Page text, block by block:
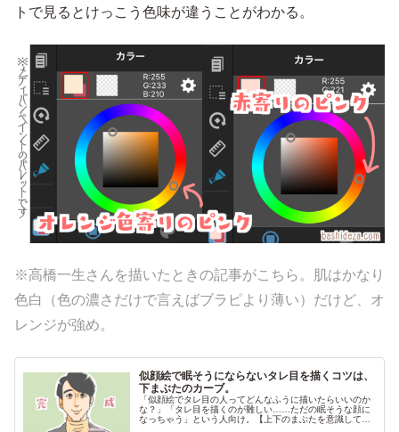
トで見るとけっこう色味が違うことがわかる。
※高橋一生さんを描いたときの記事がこちら。肌はかなり
色白（色の濃さだけで言えばブラピより薄い）だけど、オ
レンジが強め。
似顔絵で眠そうにならないタレ目を描くコツは、
下まぶたのカーブ。
「似顔絵でタレ目の人ってどんなふうに描いたらいいのか
な？」「タレ目を描くのが難しい……ただの眠そうな顔に
なっちゃう」という人向け。【上下のまぶたを意識してタ